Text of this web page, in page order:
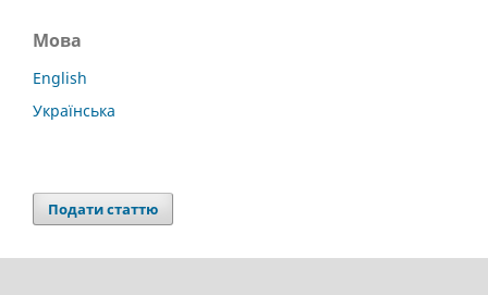
Мова
English
Українська
Подати статтю